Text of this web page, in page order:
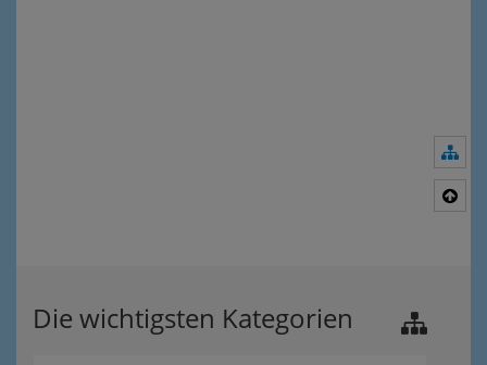
Die wichtigsten Kategorien